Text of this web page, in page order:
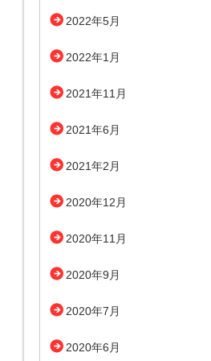
2022年5月
2022年1月
2021年11月
2021年6月
2021年2月
2020年12月
2020年11月
2020年9月
2020年7月
2020年6月